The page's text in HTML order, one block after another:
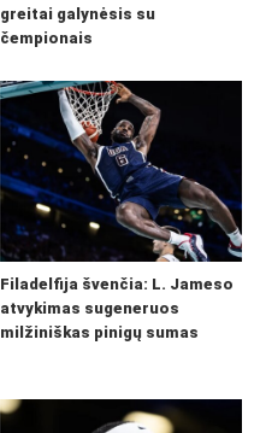
greitai galynėsis su
čempionais
Filadelfija švenčia: L. Jameso
atvykimas sugeneruos
milžiniškas pinigų sumas